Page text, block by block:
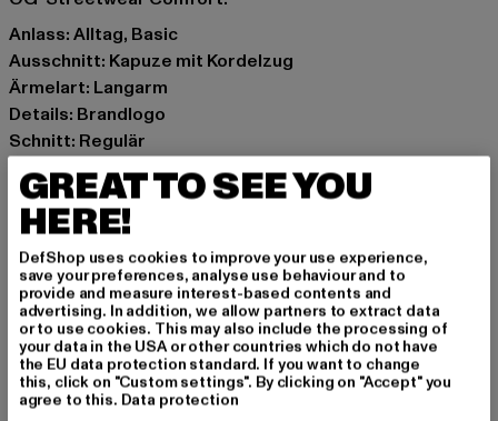
Anlass: Alltag, Basic
Ausschnitt: Kapuze mit Kordelzug
Ärmelart: Langarm
Details: Brandlogo
Schnitt: Regulär
Marke: Karl Kani
Kat.: Sweat & Fleece - Hoodies
Farbe: beige
Hersteller Farbe: light sand
Materialzusammensetzung: 100% Polyester
Art.Nr: 6128784-00803
Hersteller: Urban Styles Agency GmbH & Co. KG |
agentur@urbanstylesagency.com
Schanzenstraße 41 | 51063 Köln | DE
GREAT TO SEE YOU
HERE!
DefShop uses cookies to improve your use experience,
save your preferences, analyse use behaviour and to
provide and measure interest-based contents and
advertising. In addition, we allow partners to extract data
or to use cookies. This may also include the processing of
your data in the USA or other countries which do not have
the EU data protection standard. If you want to change
this, click on "Custom settings". By clicking on "Accept" you
agree to this. Data protection